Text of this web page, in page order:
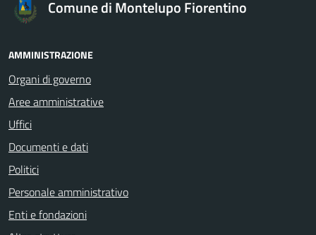
Comune di Montelupo Fiorentino
AMMINISTRAZIONE
Organi di governo
Aree amministrative
Uffici
Documenti e dati
Politici
Personale amministrativo
Enti e fondazioni